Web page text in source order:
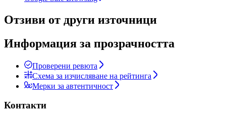
Отзиви от други източници
Информация за прозрачността
Проверени ревюта
Схема за изчисляване на рейтинга
Мерки за автентичност
Контакти